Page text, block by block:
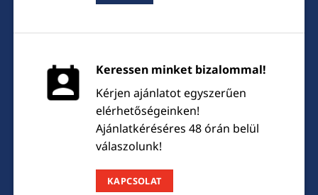
Keressen minket bizalommal!
Kérjen ajánlatot egyszerűen
elérhetőségeinken!
Ajánlatkéréséres 48 órán belül
válaszolunk!
KAPCSOLAT